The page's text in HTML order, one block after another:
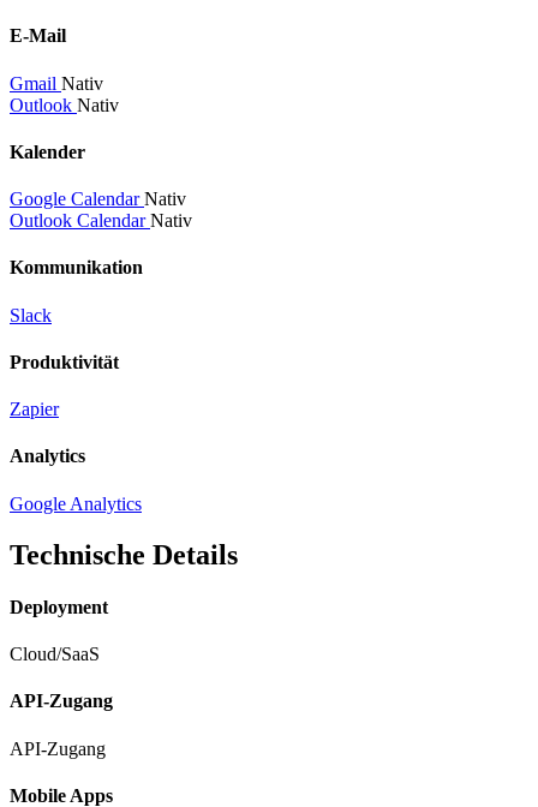
E-Mail
Gmail Nativ
Outlook Nativ
Kalender
Google CalendarNativ
Outlook CalendarNativ
Kommunikation
Slack
Produktivität
Zapier
Analytics
Google Analytics
Technische Details
Deployment
Cloud/SaaS
API-Zugang
API-Zugang
Mobile Apps